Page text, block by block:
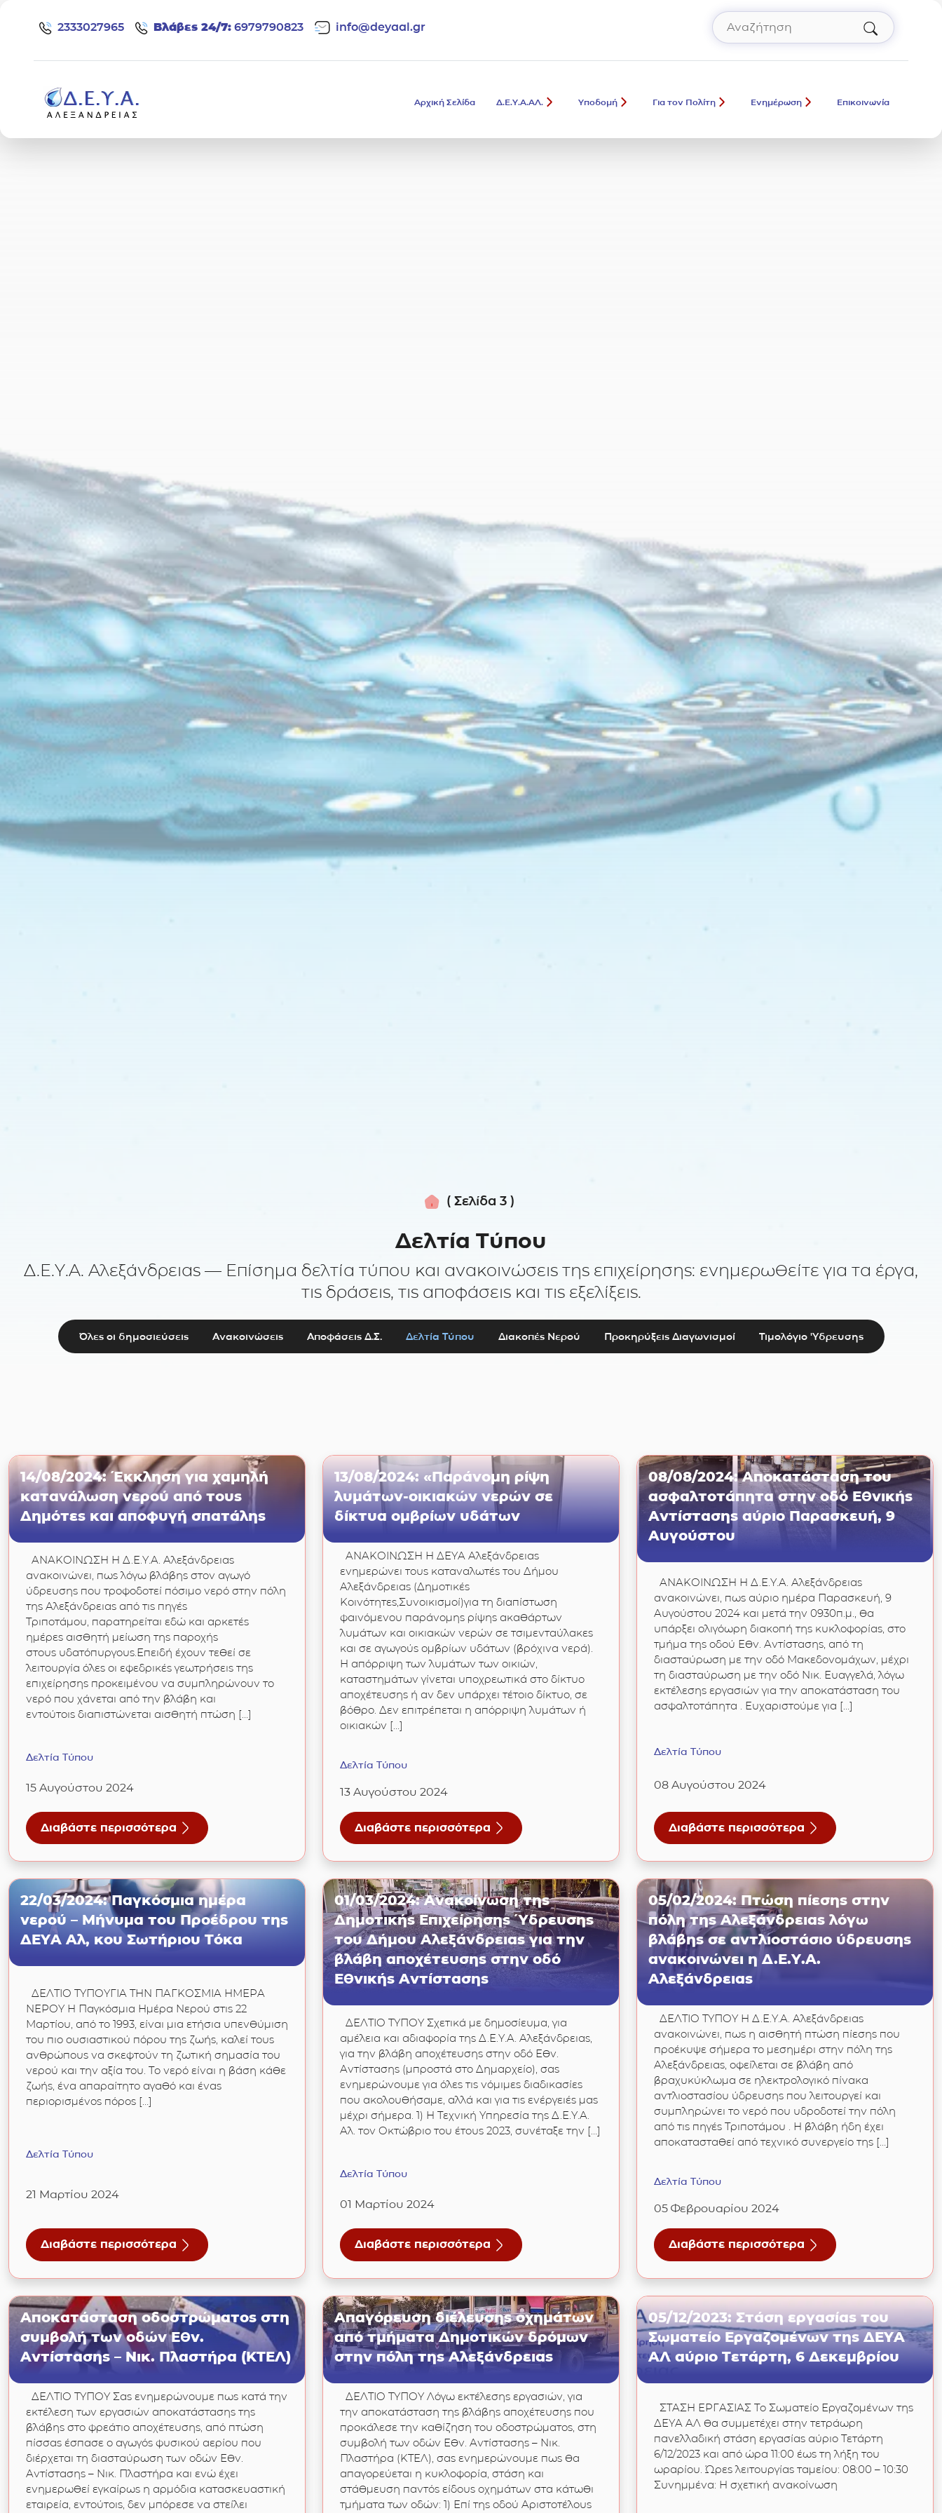
2333027965
Bλάβες 24/7: 6979790823 info@deyaal.gr
Αναζήτηση
Αρχική Σελίδα Δ.Ε.Υ.Α.ΑΛ. Υποδομή Για τον Πολίτη Ενημέρωση Επικοινωνία
Αρχική
( Σελίδα 3 )
Δελτία Τύπου
Δ.Ε.Υ.Α. Αλεξάνδρειας — Επίσημα δελτία τύπου και ανακοινώσεις της επιχείρησης: ενημερωθείτε για τα έργα,
τις δράσεις, τις αποφάσεις και τις εξελίξεις.
Όλες οι δημοσιεύσεις Ανακοινώσεις Αποφάσεις Δ.Σ. Δελτία Τύπου Διακοπές Νερού Προκηρύξεις Διαγωνισμοί Τιμολόγιο 'Υδρευσης
14/08/2024: Έκκληση για χαμηλή
κατανάλωση νερού από τους
Δημότες και αποφυγή σπατάλης
ΑΝΑΚΟΙΝΩΣΗ Η Δ.Ε.Υ.Α. Αλεξάνδρειας
ανακοινώνει, πως λόγω βλάβης στον αγωγό
ύδρευσης που τροφοδοτεί πόσιμο νερό στην πόλη
της Αλεξάνδρειας από τις πηγές
Τριποτάμου, παρατηρείται εδώ και αρκετές
ημέρες αισθητή μείωση της παροχής
στους υδατόπυργους.Επειδή έχουν τεθεί σε
λειτουργία όλες οι εφεδρικές γεωτρήσεις της
επιχείρησης προκειμένου να συμπληρώνουν το
νερό που χάνεται από την βλάβη και
εντούτοις διαπιστώνεται αισθητή πτώση […]
Δελτία Τύπου
15 Αυγούστου 2024
Διαβάστε περισσότερα
για 14/08/2024: Έκκληση για χαμηλή κατανάλωση νερού από τους Δημότες και αποφυγή σπατάλης
13/08/2024: «Παράνομη ρίψη
λυμάτων-οικιακών νερών σε
δίκτυα ομβρίων υδάτων
ΑΝΑΚΟΙΝΩΣΗ Η ΔΕΥΑ Αλεξάνδρειας
ενημερώνει τους καταναλωτές του Δήμου
Αλεξάνδρειας (Δημοτικές
Κοινότητες,Συνοικισμοί)για τη διαπίστωση
φαινόμενου παράνομης ρίψης ακαθάρτων
λυμάτων και οικιακών νερών σε τσιμενταύλακες
και σε αγωγούς ομβρίων υδάτων (βρόχινα νερά).
Η απόρριψη των λυμάτων των οικιών,
καταστημάτων γίνεται υποχρεωτικά στο δίκτυο
αποχέτευσης ή αν δεν υπάρχει τέτοιο δίκτυο, σε
βόθρο. Δεν επιτρέπεται η απόρριψη λυμάτων ή
οικιακών […]
Δελτία Τύπου
13 Αυγούστου 2024
Διαβάστε περισσότερα
για 13/08/2024: «Παράνομη ρίψη λυμάτων-οικιακών νερών σε δίκτυα ομβρίων υδάτων
08/08/2024: Αποκατάσταση του
ασφαλτοτάπητα στην οδό Εθνικής
Αντίστασης αύριο Παρασκευή, 9
Αυγούστου
ΑΝΑΚΟΙΝΩΣΗ Η Δ.Ε.Υ.Α. Αλεξάνδρειας
ανακοινώνει, πως αύριο ημέρα Παρασκευή, 9
Αυγούστου 2024 και μετά την 0930π.μ., θα
υπάρξει ολιγόωρη διακοπή της κυκλοφορίας, στο
τμήμα της οδού Εθν. Αντίστασης, από τη
διασταύρωση με την οδό Μακεδονομάχων, μέχρι
τη διασταύρωση με την οδό Νικ. Ευαγγελά, λόγω
εκτέλεσης εργασιών για την αποκατάσταση του
ασφαλτοτάπητα . Ευχαριστούμε για […]
Δελτία Τύπου
08 Αυγούστου 2024
Διαβάστε περισσότερα
για 08/08/2024: Αποκατάσταση του
22/03/2024: Παγκόσμια ημέρα
νερού – Μήνυμα του Προέδρου της
ΔΕΥΑ Αλ, κου Σωτήριου Τόκα
ΔΕΛΤΙΟ ΤΥΠΟΥΓΙΑ ΤΗΝ ΠΑΓΚΟΣΜΙΑ ΗΜΕΡΑ
ΝΕΡΟΥ Η Παγκόσμια Ημέρα Νερού στις 22
Μαρτίου, από το 1993, είναι μια ετήσια υπενθύμιση
του πιο ουσιαστικού πόρου της ζωής, καλεί τους
ανθρώπους να σκεφτούν τη ζωτική σημασία του
νερού και την αξία του. Το νερό είναι η βάση κάθε
ζωής, ένα απαραίτητο αγαθό και ένας
περιορισμένος πόρος […]
Δελτία Τύπου
21 Μαρτίου 2024
Διαβάστε περισσότερα
για 22/03/2024: Παγκόσμια ημέρα νερού – Μήνυμα του Προέδρου της ΔΕΥΑ Αλ, κου Σωτήριου Τόκα
01/03/2024: Ανακοίνωση της
Δημοτικής Επιχείρησης Ύδρευσης
του Δήμου Αλεξάνδρειας για την
βλάβη αποχέτευσης στην οδό
Εθνικής Αντίστασης
ΔΕΛΤΙΟ ΤΥΠΟΥ Σχετικά με δημοσίευμα, για
αμέλεια και αδιαφορία της Δ.Ε.Υ.Α. Αλεξάνδρειας,
για την βλάβη αποχέτευσης στην οδό Εθν.
Αντίστασης (μπροστά στο Δημαρχείο), σας
ενημερώνουμε για όλες τις νόμιμες διαδικασίες
που ακολουθήσαμε, αλλά και για τις ενέργειές μας
μέχρι σήμερα. 1) Η Τεχνική Υπηρεσία της Δ.Ε.Υ.Α.
Αλ. τον Οκτώβριο του έτους 2023, συνέταξε την […]
Δελτία Τύπου
01 Μαρτίου 2024
Διαβάστε περισσότερα
για 01/03/2024: Ανακοίνωση της Δημοτικής Επιχείρησης Ύδρευσης του Δήμου Αλεξάνδρειας για
05/02/2024: Πτώση πίεσης στην
πόλη της Αλεξάνδρειας λόγω
βλάβης σε αντλιοστάσιο ύδρευσης
ανακοινώνει η Δ.Ε.Υ.Α.
Αλεξάνδρειας
ΔΕΛΤΙΟ ΤΥΠΟΥ Η Δ.Ε.Υ.Α. Αλεξάνδρειας
ανακοινώνει, πως η αισθητή πτώση πίεσης που
προέκυψε σήμερα το μεσημέρι στην πόλη της
Αλεξάνδρειας, οφείλεται σε βλάβη από
βραχυκύκλωμα σε ηλεκτρολογικό πίνακα
αντλιοστασίου ύδρευσης που λειτουργεί και
συμπληρώνει το νερό που υδροδοτεί την πόλη
από τις πηγές Τριποτάμου . Η βλάβη ήδη έχει
αποκατασταθεί από τεχνικό συνεργείο της […]
Δελτία Τύπου
05 Φεβρουαρίου 2024
Διαβάστε περισσότερα
για 05/02/2024: Πτώση πίεσης στην πόλη της
Αποκατάσταση οδοστρώματος στη
συμβολή των οδών Εθν.
Αντίστασης – Νικ. Πλαστήρα (ΚΤΕΛ)
ΔΕΛΤΙΟ ΤΥΠΟΥ Σας ενημερώνουμε πως κατά την
εκτέλεση των εργασιών αποκατάστασης της
βλάβης στο φρεάτιο αποχέτευσης, από πτώση
πίσσας έσπασε ο αγωγός φυσικού αερίου που
διέρχεται τη διασταύρωση των οδών Εθν.
Αντίστασης – Νικ. Πλαστήρα και ενώ έχει
ενημερωθεί εγκαίρως η αρμόδια κατασκευαστική
εταιρεία, εντούτοις, δεν μπόρεσε να στείλει
Απαγόρευση διέλευσης οχημάτων
από τμήματα Δημοτικών δρόμων
στην πόλη της Αλεξάνδρειας
ΔΕΛΤΙΟ ΤΥΠΟΥ Λόγω εκτέλεσης εργασιών, για
την αποκατάσταση της βλάβης αποχέτευσης που
προκάλεσε την καθίζηση του οδοστρώματος, στη
συμβολή των οδών Εθν. Αντίστασης – Νικ.
Πλαστήρα (ΚΤΕΛ), σας ενημερώνουμε πως θα
απαγορεύεται η κυκλοφορία, στάση και
στάθμευση παντός είδους οχημάτων στα κάτωθι
τμήματα των οδών: 1) Επί της οδού Αριστοτέλους
05/12/2023: Στάση εργασίας του
Σωματείο Εργαζομένων της ΔΕΥΑ
ΑΛ αύριο Τετάρτη, 6 Δεκεμβρίου
ΣΤΑΣΗ ΕΡΓΑΣΙΑΣ Το Σωματείο Εργαζομένων της
ΔΕΥΑ ΑΛ θα συμμετέχει στην τετράωρη
πανελλαδική στάση εργασίας αύριο Τετάρτη
6/12/2023 και από ώρα 11:00 έως τη λήξη του
ωραρίου. Ώρες λειτουργίας ταμείου: 08:00 – 10:30
Συνημμένα: Η σχετική ανακοίνωση